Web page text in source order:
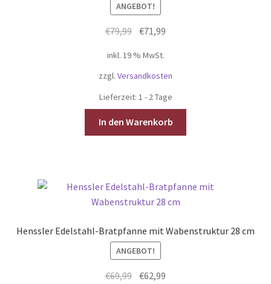
ANGEBOT!
€79,99 Ursprünglicher
war:
€79,99
€71,99
€71,99.
inkl. 19 % MwSt.
zzgl. Versandkosten
Lieferzeit: 1 - 2 Tage
In den Warenkorb
Henssler Edelstahl-Bratpfanne mit Wabenstruktur 28 cm
ANGEBOT!
€69,99 Ursprünglicher
€62,99